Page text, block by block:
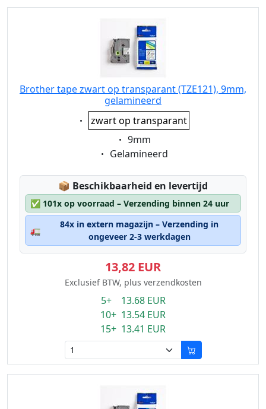
Brother tape zwart op transparant (TZE121), 9mm,
gelamineerd
Eigenschaft:
zwart op transparant
Eigenschaft:
9mm
Eigenschaft:
Gelamineerd
📦 Lagerstatus:
Beschikbaarheid en levertijd
✅ 101x op voorraad – Verzending binnen 24 uur
🚛
84x in extern magazijn – Verzending in
ongeveer 2-3 werkdagen
13,82 EUR
Exclusief BTW, plus verzendkosten
5+ 13.68 EUR
10+ 13.54 EUR
15+ 13.41 EUR